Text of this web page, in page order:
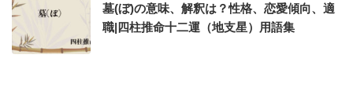
墓(ぼ)の意味、解釈は？性格、恋愛傾向、適
職|四柱推命十二運（地支星）用語集